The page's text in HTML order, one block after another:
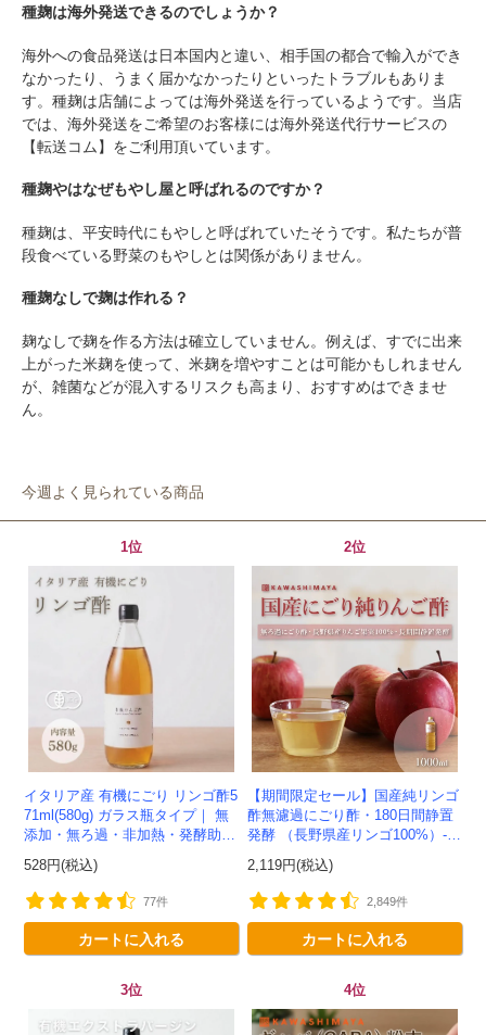
種麹は海外発送できるのでしょうか？
海外への食品発送は日本国内と違い、相手国の都合で輸入ができ
なかったり、うまく届かなかったりといったトラブルもありま
す。種麹は店舗によっては海外発送を行っているようです。当店
では、海外発送をご希望のお客様には海外発送代行サービスの
【転送コム】をご利用頂いています。
種麹やはなぜもやし屋と呼ばれるのですか？
種麹は、平安時代にもやしと呼ばれていたそうです。私たちが普
段食べている野菜のもやしとは関係がありません。
種麹なしで麹は作れる？
麹なしで麹を作る方法は確立していません。例えば、すでに出来
上がった米麹を使って、米麹を増やすことは可能かもしれません
が、雑菌などが混入するリスクも高まり、おすすめはできませ
ん。
今週よく見られている商品
1位
イタリア産 有機にごり リンゴ酢5
71ml(580g) ガラス瓶タイプ｜ 無
添加・無ろ過・非加熱・発酵助剤
不使用のアップルサイダービネガ
ー -かわしま屋-
528円(税込)
77件
カートに入れる
2位
【期間限定セール】国産純リンゴ
酢無濾過にごり酢・180日間静置
発酵 （長野県産リンゴ100%）-1
000ml-かわしま屋-
2,119円(税込)
2,849件
カートに入れる
3位 4位